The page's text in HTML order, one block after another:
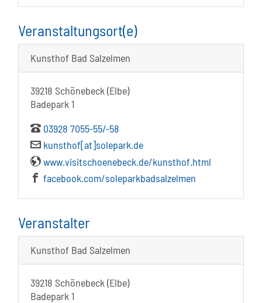
Veranstaltungsort(e)
Kunsthof Bad Salzelmen
39218 Schönebeck (Elbe)
Badepark 1
03928 7055-55/-58
kunsthof[at]solepark.de
www.visitschoenebeck.de/kunsthof.html
facebook.com/soleparkbadsalzelmen
Veranstalter
Kunsthof Bad Salzelmen
39218 Schönebeck (Elbe)
Badepark 1